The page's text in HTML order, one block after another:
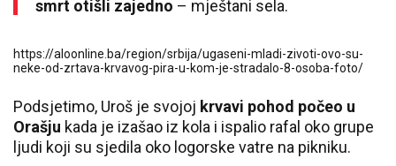
smrt otišli zajedno – mještani sela.
https://aloonline.ba/region/srbija/ugaseni-mladi-zivoti-ovo-su-
neke-od-zrtava-krvavog-pira-u-kom-je-stradalo-8-osoba-foto/
Podsjetimo, Uroš je svojoj krvavi pohod počeo u
Orašju kada je izašao iz kola i ispalio rafal oko grupe
ljudi koji su sjedila oko logorske vatre na pikniku.